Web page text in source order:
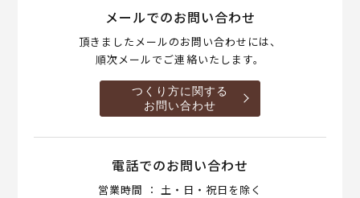
メールでのお問い合わせ
頂きましたメールのお問い合わせには、
順次メールでご連絡いたします。
つくり方に関する
お問い合わせ
電話でのお問い合わせ
営業時間 ： 土・日・祝日を除く